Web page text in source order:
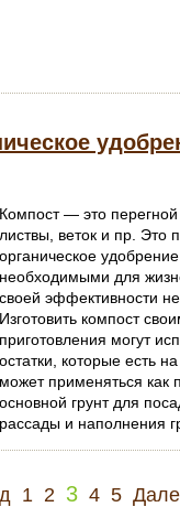
Компост — это перегной
листвы, веток и пр. Это
органическое
необходимыми для
своей эффективности
Изготовить компост
приготовления могут
остатки, которые есть
может применяться как
основной грунт для
рассады и наполнения
1 2 3 4 5